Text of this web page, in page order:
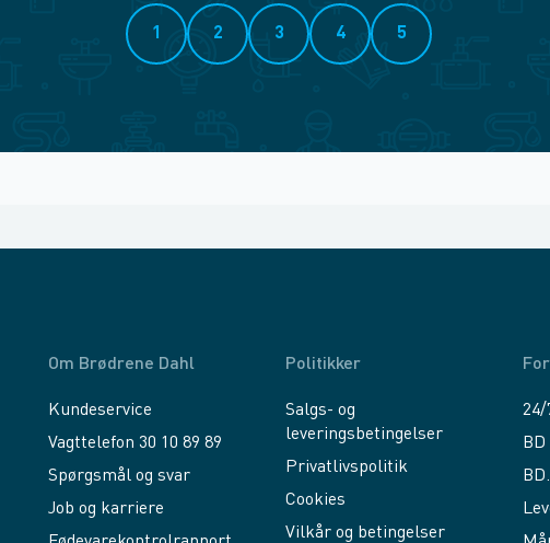
1 2 3 4 5
Om Brødrene Dahl
Kundeservice
Vagttelefon 30 10 89 89
Spørgsmål og svar
Job og karriere
Politikker
Salgs- og
leveringsbetingelser
Privatlivspolitik
Cookies
Vilkår og betingelser
24/